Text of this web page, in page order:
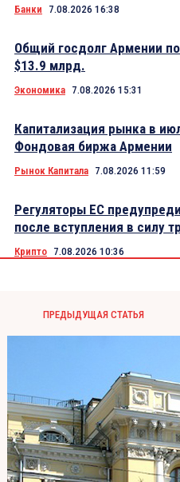
Банки 7.08.2026 16:38
Общий госдолг Армении
$13.9 млрд.
Экономика 7.08.2026 15:31
Капитализация рынка в
Фондовая биржа Армении
Рынок Капитала 7.08.2026 11:59
Регуляторы ЕС
после вступления в силу
Крипто 7.08.2026 10:36
ПРЕДЫДУЩАЯ СТАТЬЯ